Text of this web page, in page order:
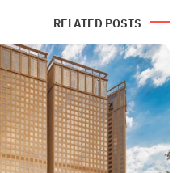
RELATED POSTS